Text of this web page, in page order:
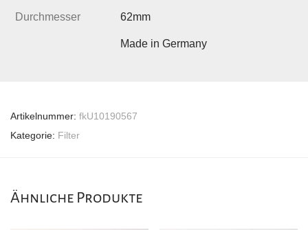
Durchmesser 62mm
Made in Germany
Artikelnummer: fkU10190567
Kategorie: Filter
Ähnliche Produkte